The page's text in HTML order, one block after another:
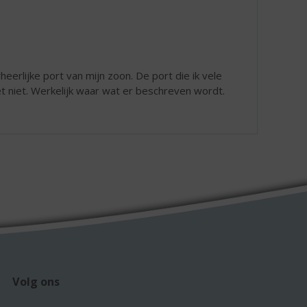
port van mijn zoon. De port die ik vele
niet. Werkelijk waar wat er beschreven wordt.
Volg ons